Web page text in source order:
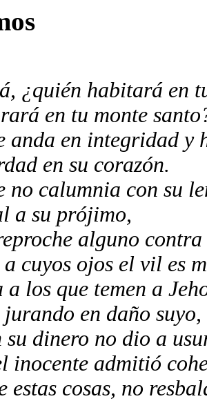
¿quién habitará en
en tu monte
anda en integridad y
en su corazón.
no calumnia con su
a su prójimo,
alguno contra
cuyos ojos el vil es
los que temen a
en daño
su dinero no dio a
inocente admitió
estas cosas, no